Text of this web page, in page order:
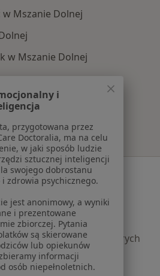
Mszanie Dolnej
w Mszanie Dolnej
Najczęście leczone
Serwis
pacjentów
profesjonalistów
dla profesjonalistów, których
samodzielnie
cookies
i
przygotowana przez
Doctoralia, ma na celu
w jaki sposób ludzie
sztucznej inteligencji
swojego dobrostanu
zdrowia psychicznego.
jest anonimowy, a wyniki
i prezentowane
zbiorczej. Pytania
są skierowane
lub opiekunów
informacji
osób niepełnoletnich.